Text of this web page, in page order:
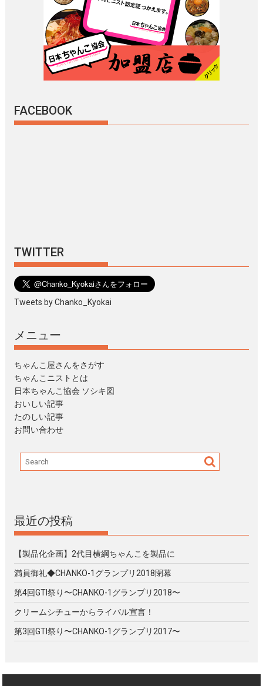
FACEBOOK
TWITTER
Tweets by Chanko_Kyokai
メニュー
ちゃんこ屋さんをさがす
ちゃんこニストとは
日本ちゃんこ協会 ソシキ図
おいしい記事
たのしい記事
お問い合わせ
最近の投稿
【製品化企画】2代目横綱ちゃんこを製品に
満員御礼◆CHANKO-1グランプリ2018閉幕
第4回GTI祭り〜CHANKO-1グランプリ2018〜
クリームシチューからライバル宣言！
第3回GTI祭り〜CHANKO-1グランプリ2017〜